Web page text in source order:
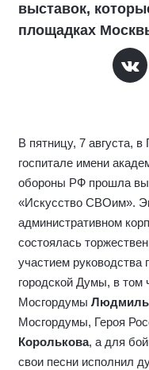
выставок,
площадках
В пятницу, 7 августа,
госпитале имени
обороны РФ прошла
«Искусство СВОим».
административном
состоялась
участием руководства
городской Думы, в том
Мосгордумы Людмилы
Мосгордумы, Героя
Королькова, а для
свои песни исполнил